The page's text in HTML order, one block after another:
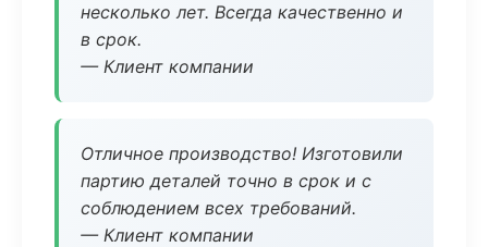
несколько лет. Всегда качественно и
в срок.
— Клиент компании
Отличное производство! Изготовили
партию деталей точно в срок и с
соблюдением всех требований.
— Клиент компании